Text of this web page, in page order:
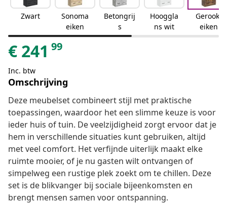
Zwart
Sonoma
eiken
Betongrij
s
Hooggla
ns wit
Gerookt
eiken
€ 241 99
Inc. btw
Omschrijving
Deze meubelset combineert stijl met praktische
toepassingen, waardoor het een slimme keuze is voor
ieder huis of tuin. De veelzijdigheid zorgt ervoor dat je
hem in verschillende situaties kunt gebruiken, altijd
met veel comfort. Het verfijnde uiterlijk maakt elke
ruimte mooier, of je nu gasten wilt ontvangen of
simpelweg een rustige plek zoekt om te chillen. Deze
set is de blikvanger bij sociale bijeenkomsten en
brengt mensen samen voor ontspanning.